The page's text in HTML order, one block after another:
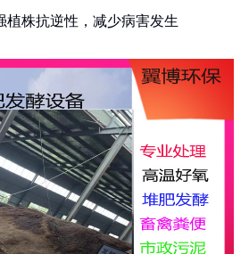
植株抗逆性，减少病害发生